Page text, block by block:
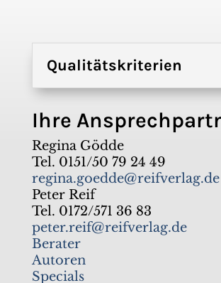
Qualitätskriterien
Ihre
Regina Gödde
Tel. 0151/50 79 24 49
regina.goedde@reifverlag.de
Peter Reif
Tel. 0172/571 36 83
peter.reif@reifverlag.de
Berater
Autoren
Specials